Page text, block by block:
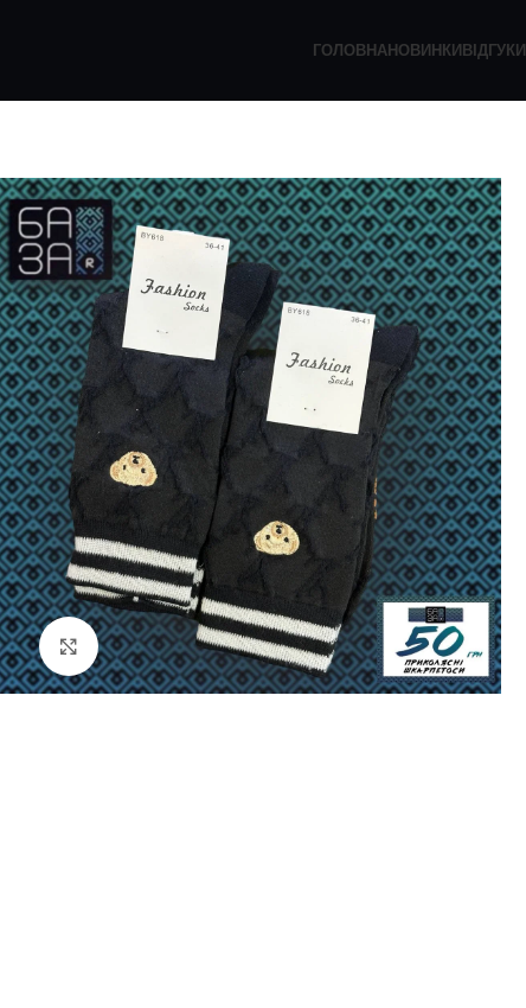
ГОЛОВНАНОВИНКИВІДГУКИ
Натисніть, щоб збільшити